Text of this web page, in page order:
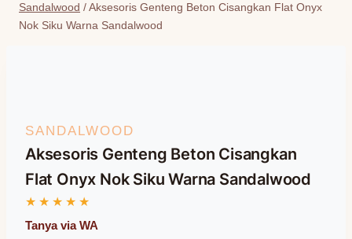
Sandalwood /Aksesoris Genteng Beton Cisangkan Flat Onyx
Nok Siku Warna Sandalwood
SANDALWOOD
Aksesoris Genteng Beton Cisangkan
Flat Onyx Nok Siku Warna Sandalwood